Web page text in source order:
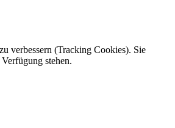
verbessern (Tracking Cookies). Sie
stehen.